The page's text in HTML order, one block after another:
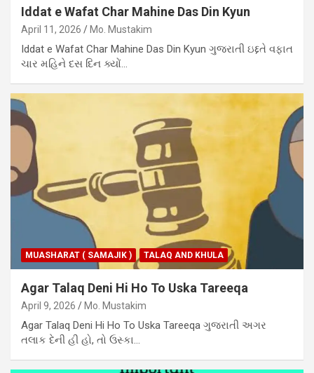
Iddat e Wafat Char Mahine Das Din Kyun
April 11, 2026 Mo. Mustakim
Iddat e Wafat Char Mahine Das Din Kyun ગુજરાતી ઇદ્દતે વફાત
ચાર મહિને દસ દિન ક્યોં…
MUASHARAT ( SAMAJIK ) TALAQ AND KHULA
Agar Talaq Deni Hi Ho To Uska Tareeqa
April 9, 2026 Mo. Mustakim
Agar Talaq Deni Hi Ho To Uska Tareeqa ગુજરાતી અગર
તલાક દેની હી હો, તો ઉસ્કા…